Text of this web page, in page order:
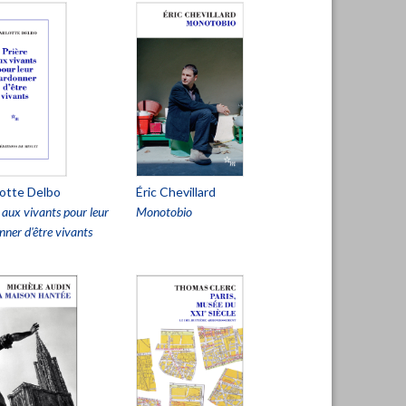
Delbo
vivants pour leur
d'être vivants
Éric Chevillard
Monotobio